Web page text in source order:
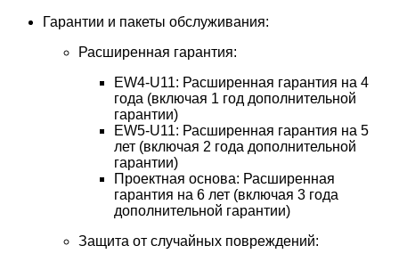
Гарантии и пакеты обслуживания:
Расширенная гарантия:
EW4-U11: Расширенная гарантия на 4
года (включая 1 год дополнительной
гарантии)
EW5-U11: Расширенная гарантия на 5
лет (включая 2 года дополнительной
гарантии)
Проектная основа: Расширенная
гарантия на 6 лет (включая 3 года
дополнительной гарантии)
Защита от случайных повреждений: